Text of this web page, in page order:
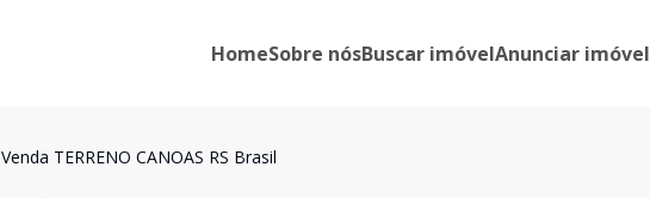
HomeSobre nósBuscar imóvelAnunciar imóvel
Venda TERRENO CANOAS RS Brasil